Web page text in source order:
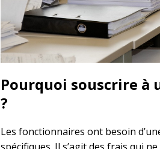
Pourquoi souscrire
?
Les fonctionnaires ont besoin